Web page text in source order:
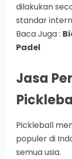
dilakukan
standar
Baca Juga :
Padel
Jasa
Pickleball
populer di
semua usia.